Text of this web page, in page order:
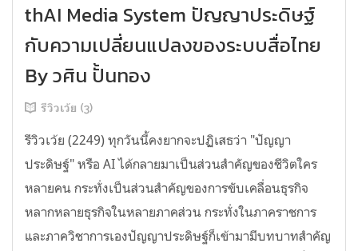
thAI Media System ปัญญาประดิษฐ์
กับความเปลี่ยนแปลงของระบบสื่อไทย
By วศิน ปั้นทอง
รีวิวเว้ย (3)
รีวิวเว้ย (2249) ทุกวันนี้คงยากจะปฏิเสธว่า "ปัญญา
ประดิษฐ์" หรือ AI ได้กลายมาเป็นส่วนสำคัญของชีวิตใคร
หลายคน กระทั่งเป็นส่วนสำคัญของการขับเคลื่อนธุรกิจ
หลากหลายธุรกิจในหลายภาคส่วน กระทั่งในภาคราชการ
และภาควิชาการเองปัญญาประดิษฐ์ก็เข้ามามีบทบาทสำคัญ